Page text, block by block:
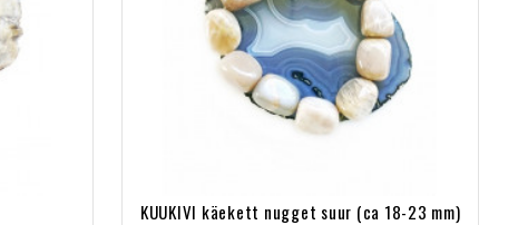
KUUKIVI käekett nugget suur (ca 18-23 mm)